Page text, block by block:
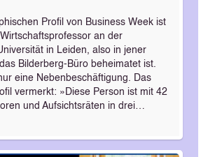
Profil von Business Week ist
an der
in Leiden, also in jener
Bilderberg-Büro beheimatet ist.
eine Nebenbeschäftigung. Das
vermerkt: »Diese Person ist mit 42
und Aufsichtsräten in drei…